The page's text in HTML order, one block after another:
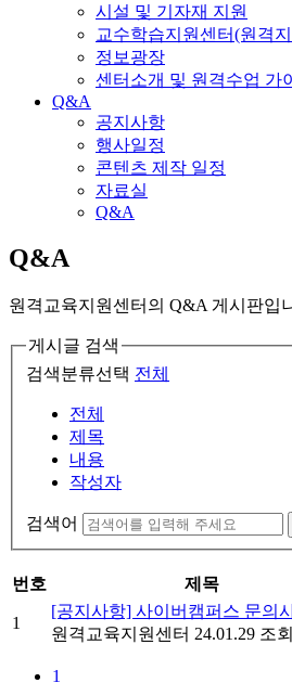
시설 및 기자재 지원
교수학습지원센터(원격
정보광장
센터소개 및 원격수업 가
Q&A
공지사항
행사일정
콘텐츠 제작 일정
자료실
Q&A
Q&A
원격교육지원센터의 Q&A 게시판입
게시글 검색
검색분류선택 전체
전체
제목
내용
작성자
검색어
번호
제목
1
[공지사항] 사이버캠퍼스 문의
원격교육지원센터 24.01.29 조
1